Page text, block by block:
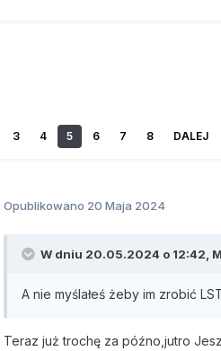
3 4 5 6 7 8 DALEJ
Opublikowano 20 Maja 2024
W dniu 20.05.2024 o 12:42,
A nie myślałeś żeby im zrobić
Teraz już trochę za późno,jutro